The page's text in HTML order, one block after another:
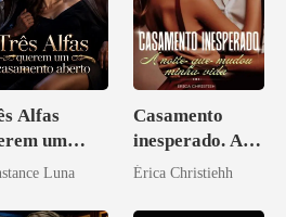
Alfas
um
Luna
Casamento
inesperado. A
noite que mudou
Érica Christiehh